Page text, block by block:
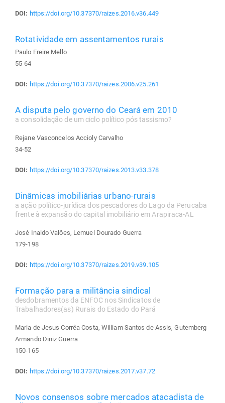
DOI: https://doi.org/10.37370/raizes.2016.v36.449
Rotatividade em assentamentos rurais
Paulo Freire Mello
55-64
DOI: https://doi.org/10.37370/raizes.2006.v25.261
A disputa pelo governo do Ceará em 2010
a consolidação de um ciclo político pós tassismo?
Rejane Vasconcelos Accioly Carvalho
34-52
DOI: https://doi.org/10.37370/raizes.2013.v33.378
Dinâmicas imobiliárias urbano-rurais
a ação político-jurídica dos pescadores do Lago da Perucaba
frente à expansão do capital imobiliário em Arapiraca-AL
José Inaldo Valões, Lemuel Dourado Guerra
179-198
DOI: https://doi.org/10.37370/raizes.2019.v39.105
Formação para a militância sindical
desdobramentos da ENFOC nos Sindicatos de
Trabalhadores(as) Rurais do Estado do Pará
Maria de Jesus Corrêa Costa, William Santos de Assis, Gutemberg
Armando Diniz Guerra
150-165
DOI: https://doi.org/10.37370/raizes.2017.v37.72
Novos consensos sobre mercados atacadista de